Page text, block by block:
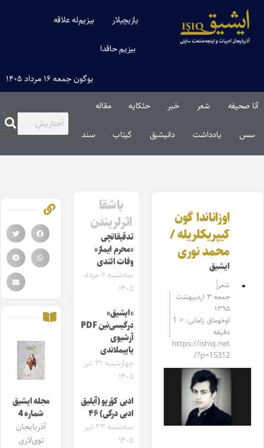
یازیچیلار بیزیم‌له علاقه
بیزیم حاقدا
بوگون جمعه ۱۶ مرداد ۱۴۰۵
آنا صحیفه شعر خبر حئکایه مقاله‌
سس یادداشت دانیشیق کیتاب سند
اوزاناندا گون
کیپریکلریله /
محمد نوری
ایشیق
شعر
جمعه ۳ اردیبهشت
۱۳۹۵
اوخوماق زامانی: < 1
دقیقه
https://ishiq.net
/?p=15312
باشقا
اثرلریندن
تدقیقاتچی
«محرم ایماز»
وفات ائتدی
سه‌شنبه ۶ مرداد
۱۴۰۵
«ایشیق»
درگیسی‌نین PDF
آرشیوی
یاییملاندی
چهارشنبه ۳۱ تیر
۱۴۰۵
ادبی کؤرپو (آیلیق
ادبی درگی) ۴۶
سه‌شنبه ۲۳ تیر
۱۴۰۵
مجله ایشیق
شماره 4
آذربایجان
توی‌لاری